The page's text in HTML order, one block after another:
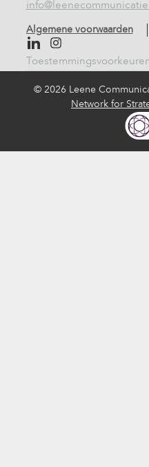
Algemene voorwaarden
© 2026 Leene
Network for